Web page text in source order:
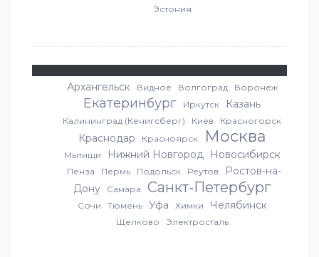
Эстония
Архангельск Видное Волгоград Воронеж
Екатеринбург Иркутск Казань
Калининград (Кенигсберг) Киев Красногорск
Краснодар Красноярск Москва
Мытищи Нижний Новгород Новосибирск
Пенза Пермь Подольск Реутов
Ростов-на-
Дону
Самара Санкт-Петербург
Сочи Тюмень Уфа Химки Челябинск
Щелково Электросталь